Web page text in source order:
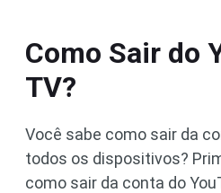
Como Sair do
TV?
Você sabe como sair da
todos os dispositivos?
como sair da conta do